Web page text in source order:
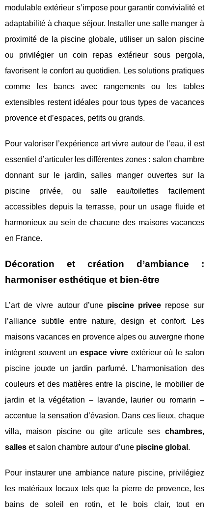
modulable extérieur s’impose pour garantir convivialité et
adaptabilité à chaque séjour. Installer une salle manger à
proximité de la piscine globale, utiliser un salon piscine
ou privilégier un coin repas extérieur sous pergola,
favorisent le confort au quotidien. Les solutions pratiques
comme les bancs avec rangements ou les tables
extensibles restent idéales pour tous types de vacances
provence et d’espaces, petits ou grands.
Pour valoriser l’expérience art vivre autour de l’eau, il est
essentiel d’articuler les différentes zones : salon chambre
donnant sur le jardin, salles manger ouvertes sur la
piscine privée, ou salle eau/toilettes facilement
accessibles depuis la terrasse, pour un usage fluide et
harmonieux au sein de chacune des maisons vacances
en France.
Décoration et création d’ambiance :
harmoniser esthétique et bien-être
L’art de vivre autour d’une piscine privee repose sur
l’alliance subtile entre nature, design et confort. Les
maisons vacances en provence alpes ou auvergne rhone
intègrent souvent unespace vivreextérieur où le salon
piscine jouxte un jardin parfumé. L’harmonisation des
couleurs et des matières entre la piscine, le mobilier de
jardin et la végétation – lavande, laurier ou romarin –
accentue la sensation d’évasion. Dans ces lieux, chaque
villa, maison piscine ou gite articule ses chambres,
salles et salon chambre autour d’une piscine global .
Pour instaurer une ambiance nature piscine, privilégiez
les matériaux locaux tels que la pierre de provence, les
bains de soleil en rotin, et le bois clair, tout en